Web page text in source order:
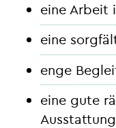
eine Arbeit
eine
enge
eine gute
Ausstattung